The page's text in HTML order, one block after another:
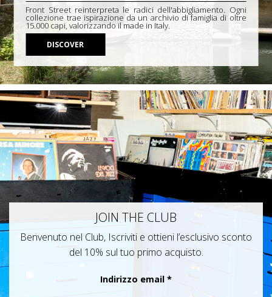
Front Street reinterpreta le radici dell'abbigliamento. Ogni
collezione trae ispirazione da un archivio di famiglia di oltre
15.000 capi, valorizzando il made in Italy.
DISCOVER
JOIN THE CLUB
Benvenuto nel Club, Iscriviti e ottieni l’esclusivo sconto
del 10% sul tuo primo acquisto.
Indirizzo email *